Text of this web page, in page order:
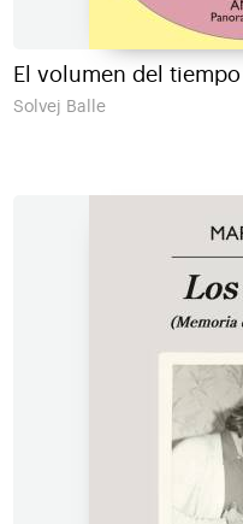
El volumen del tiempo I
Solvej Balle